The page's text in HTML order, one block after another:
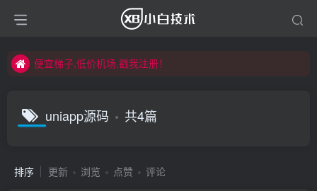
便宜梯子,低价机场,戳我注册！
便宜梯子,低价机场,戳我注册！
uniapp源码 共4篇
排序 更新 浏览 点赞 评论